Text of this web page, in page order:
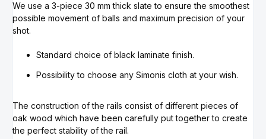
We use a 3-piece 30 mm thick slate to ensure the smoothest
possible movement of balls and maximum precision of your
shot.
Standard choice of black laminate finish.
Possibility to choose any Simonis cloth at your wish.
The construction of the rails consist of different pieces of
oak wood which have been carefully put together to create
the perfect stability of the rail.